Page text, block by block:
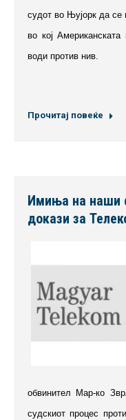
судот во Њујорк да се
во кој
води против нив.
Прочитај повеќе
Имиња на наши
докази за
обвинител Мар-ко
судскиот процес